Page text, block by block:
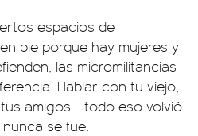
espacios de
pie porque hay mujeres y
las micromilitancias
Hablar con tu viejo,
amigos... todo eso volvió
se fue.